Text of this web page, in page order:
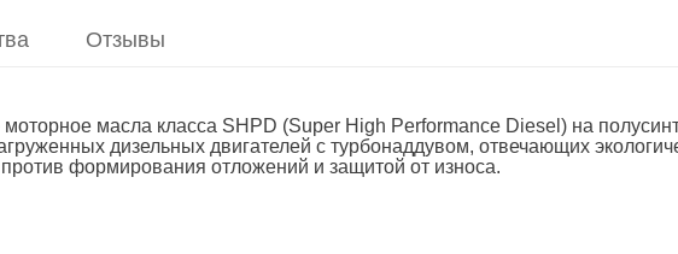
Отзывы
масла класса SHPD (Super High Performance Diesel) на
дизельных двигателей с турбонаддувом, отвечающих
формирования отложений и защитой от износа.